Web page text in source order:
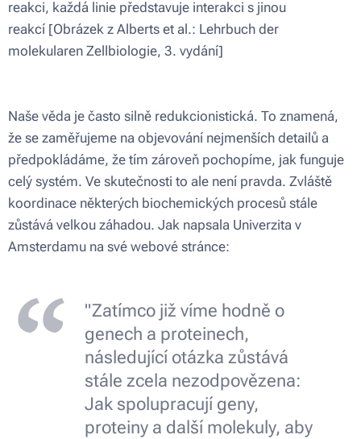
reakci, každá linie představuje interakci s jinou
reakcí [Obrázek z Alberts et al.: Lehrbuch der
molekularen Zellbiologie, 3. vydání]
Naše věda je často silně redukcionistická. To znamená,
že se zaměřujeme na objevování nejmenších detailů a
předpokládáme, že tím zároveň pochopíme, jak funguje
celý systém. Ve skutečnosti to ale není pravda. Zvláště
koordinace některých biochemických procesů stále
zůstává velkou záhadou. Jak napsala Univerzita v
Amsterdamu na své webové stránce:
"Zatímco již víme hodně o
genech a proteinech,
následující otázka zůstává
stále zcela nezodpovězena:
Jak spolupracují geny,
proteiny a další molekuly, aby